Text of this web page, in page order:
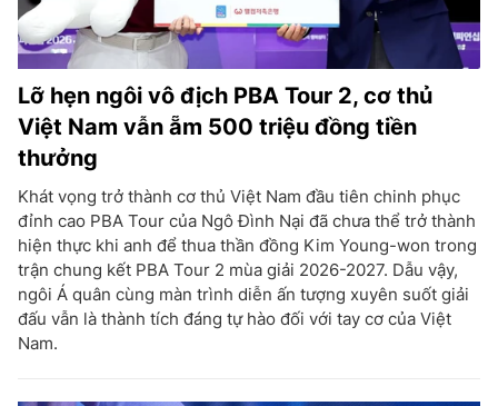
Lỡ hẹn ngôi vô địch PBA Tour 2, cơ thủ
Việt Nam vẫn ẵm 500 triệu đồng tiền
thưởng
Khát vọng trở thành cơ thủ Việt Nam đầu tiên chinh phục
đỉnh cao PBA Tour của Ngô Đình Nại đã chưa thể trở thành
hiện thực khi anh để thua thần đồng Kim Young-won trong
trận chung kết PBA Tour 2 mùa giải 2026-2027. Dẫu vậy,
ngôi Á quân cùng màn trình diễn ấn tượng xuyên suốt giải
đấu vẫn là thành tích đáng tự hào đối với tay cơ của Việt
Nam.